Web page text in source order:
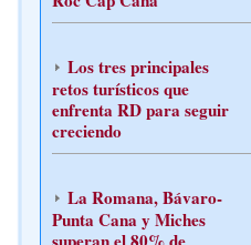
Los tres principales
retos turísticos que
enfrenta RD para seguir
creciendo
La Romana, Bávaro-
Punta Cana y Miches